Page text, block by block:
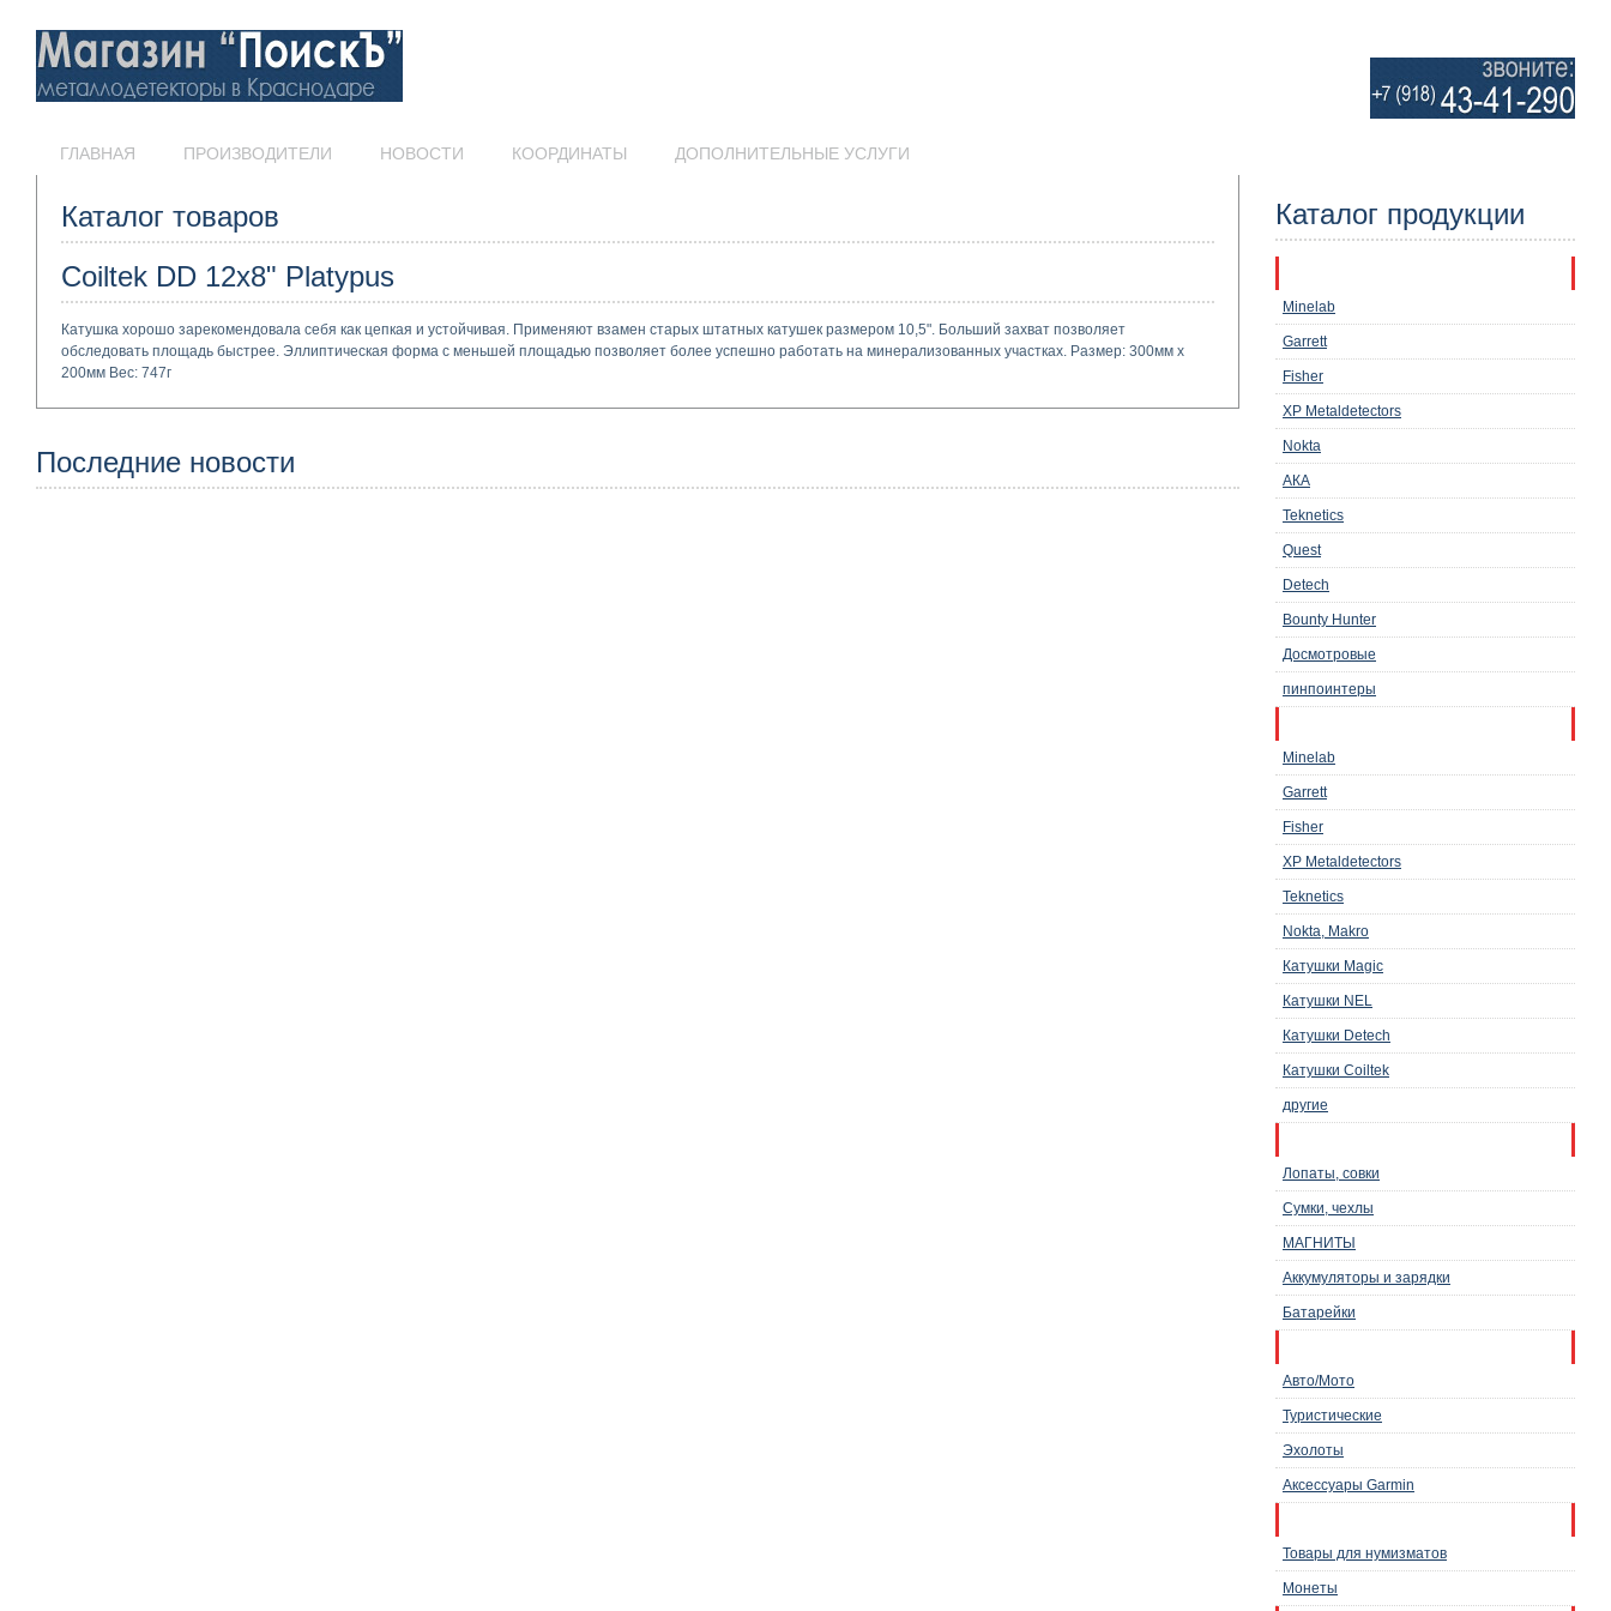
ГЛАВНАЯ ПРОИЗВОДИТЕЛИ НОВОСТИ КООРДИНАТЫ ДОПОЛНИТЕЛЬНЫЕ УСЛУГИ
Каталог товаров
Coiltek DD 12x8" Platypus
Катушка хорошо зарекомендовала себя как цепкая и устойчивая. Применяют взамен старых штатных катушек размером 10,5". Больший захват позволяет
обследовать площадь быстрее. Эллиптическая форма с меньшей площадью позволяет более успешно работать на минерализованных участках. Размер: 300мм x
200мм Вес: 747г
Последние новости
Каталог продукции
Minelab
Garrett
Fisher
XP Metaldetectors
Nokta
АКА
Teknetics
Quest
Detech
Bounty Hunter
Досмотровые
пинпоинтеры
Minelab
Garrett
Fisher
XP Metaldetectors
Teknetics
Nokta, Makro
Катушки Magic
Катушки NEL
Катушки Detech
Катушки Coiltek
другие
Лопаты, совки
Сумки, чехлы
МАГНИТЫ
Аккумуляторы и зарядки
Батарейки
Авто/Мото
Туристические
Эхолоты
Аксессуары Garmin
Товары для нумизматов
Монеты